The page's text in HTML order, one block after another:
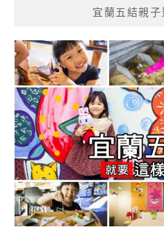
宜蘭五結親子